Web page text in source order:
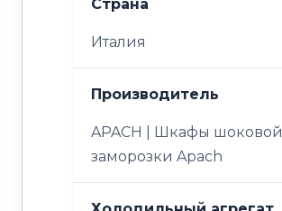
Страна
Италия
Производитель
APACH | Шкафы шоковой
заморозки Apach